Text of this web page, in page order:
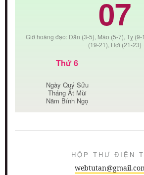
07
Giờ hoàng đạo: Dần (3-5), Mão (5-7), Tỵ
(19-21), Hợi (21-23)
Thứ 6
Ngày Quý Sửu
Tháng Ất Mùi
Năm Bính Ngọ
HỘP THƯ ĐIỆN